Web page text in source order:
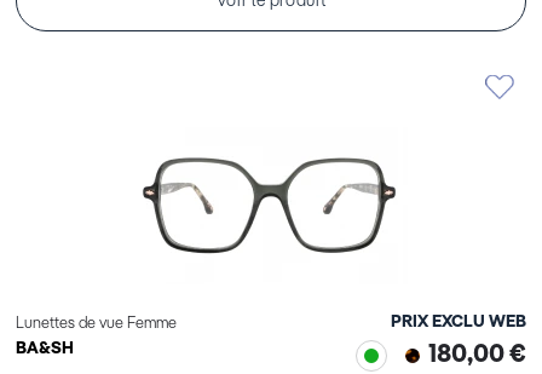
Lunettes de vue Femme
BA&SH
PRIX EXCLU WEB
180,00 €